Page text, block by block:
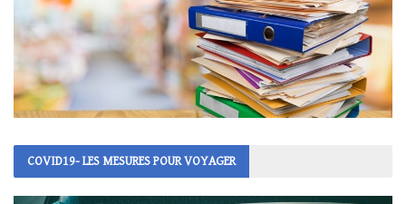
COVID19- LES MESURES POUR VOYAGER